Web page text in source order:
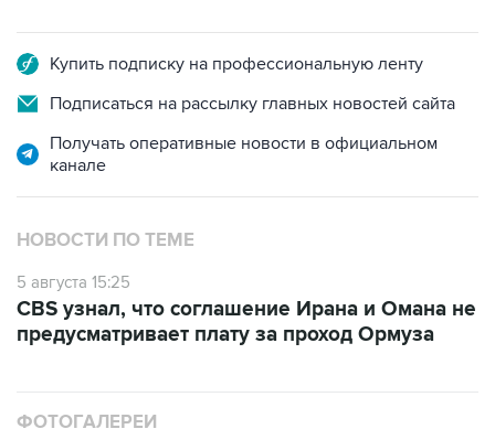
Купить подписку на профессиональную ленту
Подписаться на рассылку главных новостей сайта
Получать оперативные новости в официальном
канале
НОВОСТИ ПО ТЕМЕ
5 августа 15:25
CBS узнал, что соглашение Ирана и Омана не
предусматривает плату за проход Ормуза
ФОТОГАЛЕРЕИ